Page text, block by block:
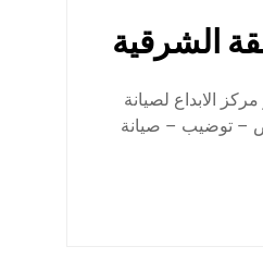
الشرقية
الابداع لصيانة
– توضيب – صيانة